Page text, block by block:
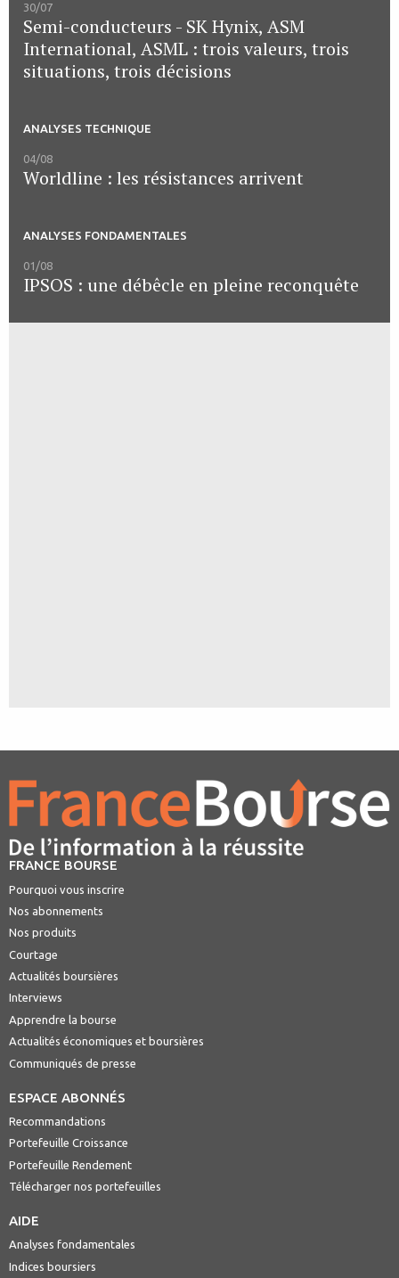
30/07
Semi-conducteurs - SK Hynix, ASM
International, ASML : trois valeurs, trois
situations, trois décisions
ANALYSES TECHNIQUE
04/08
Worldline : les résistances arrivent
ANALYSES FONDAMENTALES
01/08
IPSOS : une débêcle en pleine reconquête
FRANCE BOURSE
Pourquoi vous inscrire
Nos abonnements
Nos produits
Courtage
Actualités boursières
Interviews
Apprendre la bourse
Actualités économiques et boursières
Communiqués de presse
ESPACE ABONNÉS
Recommandations
Portefeuille Croissance
Portefeuille Rendement
Télécharger nos portefeuilles
AIDE
Analyses fondamentales
Indices boursiers